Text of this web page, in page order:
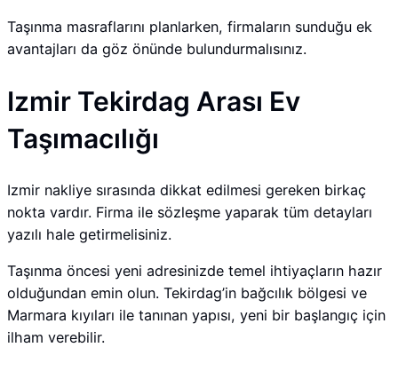
Taşınma masraflarını planlarken, firmaların sunduğu ek
avantajları da göz önünde bulundurmalısınız.
Izmir Tekirdag Arası Ev
Taşımacılığı
Izmir nakliye sırasında dikkat edilmesi gereken birkaç
nokta vardır. Firma ile sözleşme yaparak tüm detayları
yazılı hale getirmelisiniz.
Taşınma öncesi yeni adresinizde temel ihtiyaçların hazır
olduğundan emin olun. Tekirdag’in bağcılık bölgesi ve
Marmara kıyıları ile tanınan yapısı, yeni bir başlangıç için
ilham verebilir.